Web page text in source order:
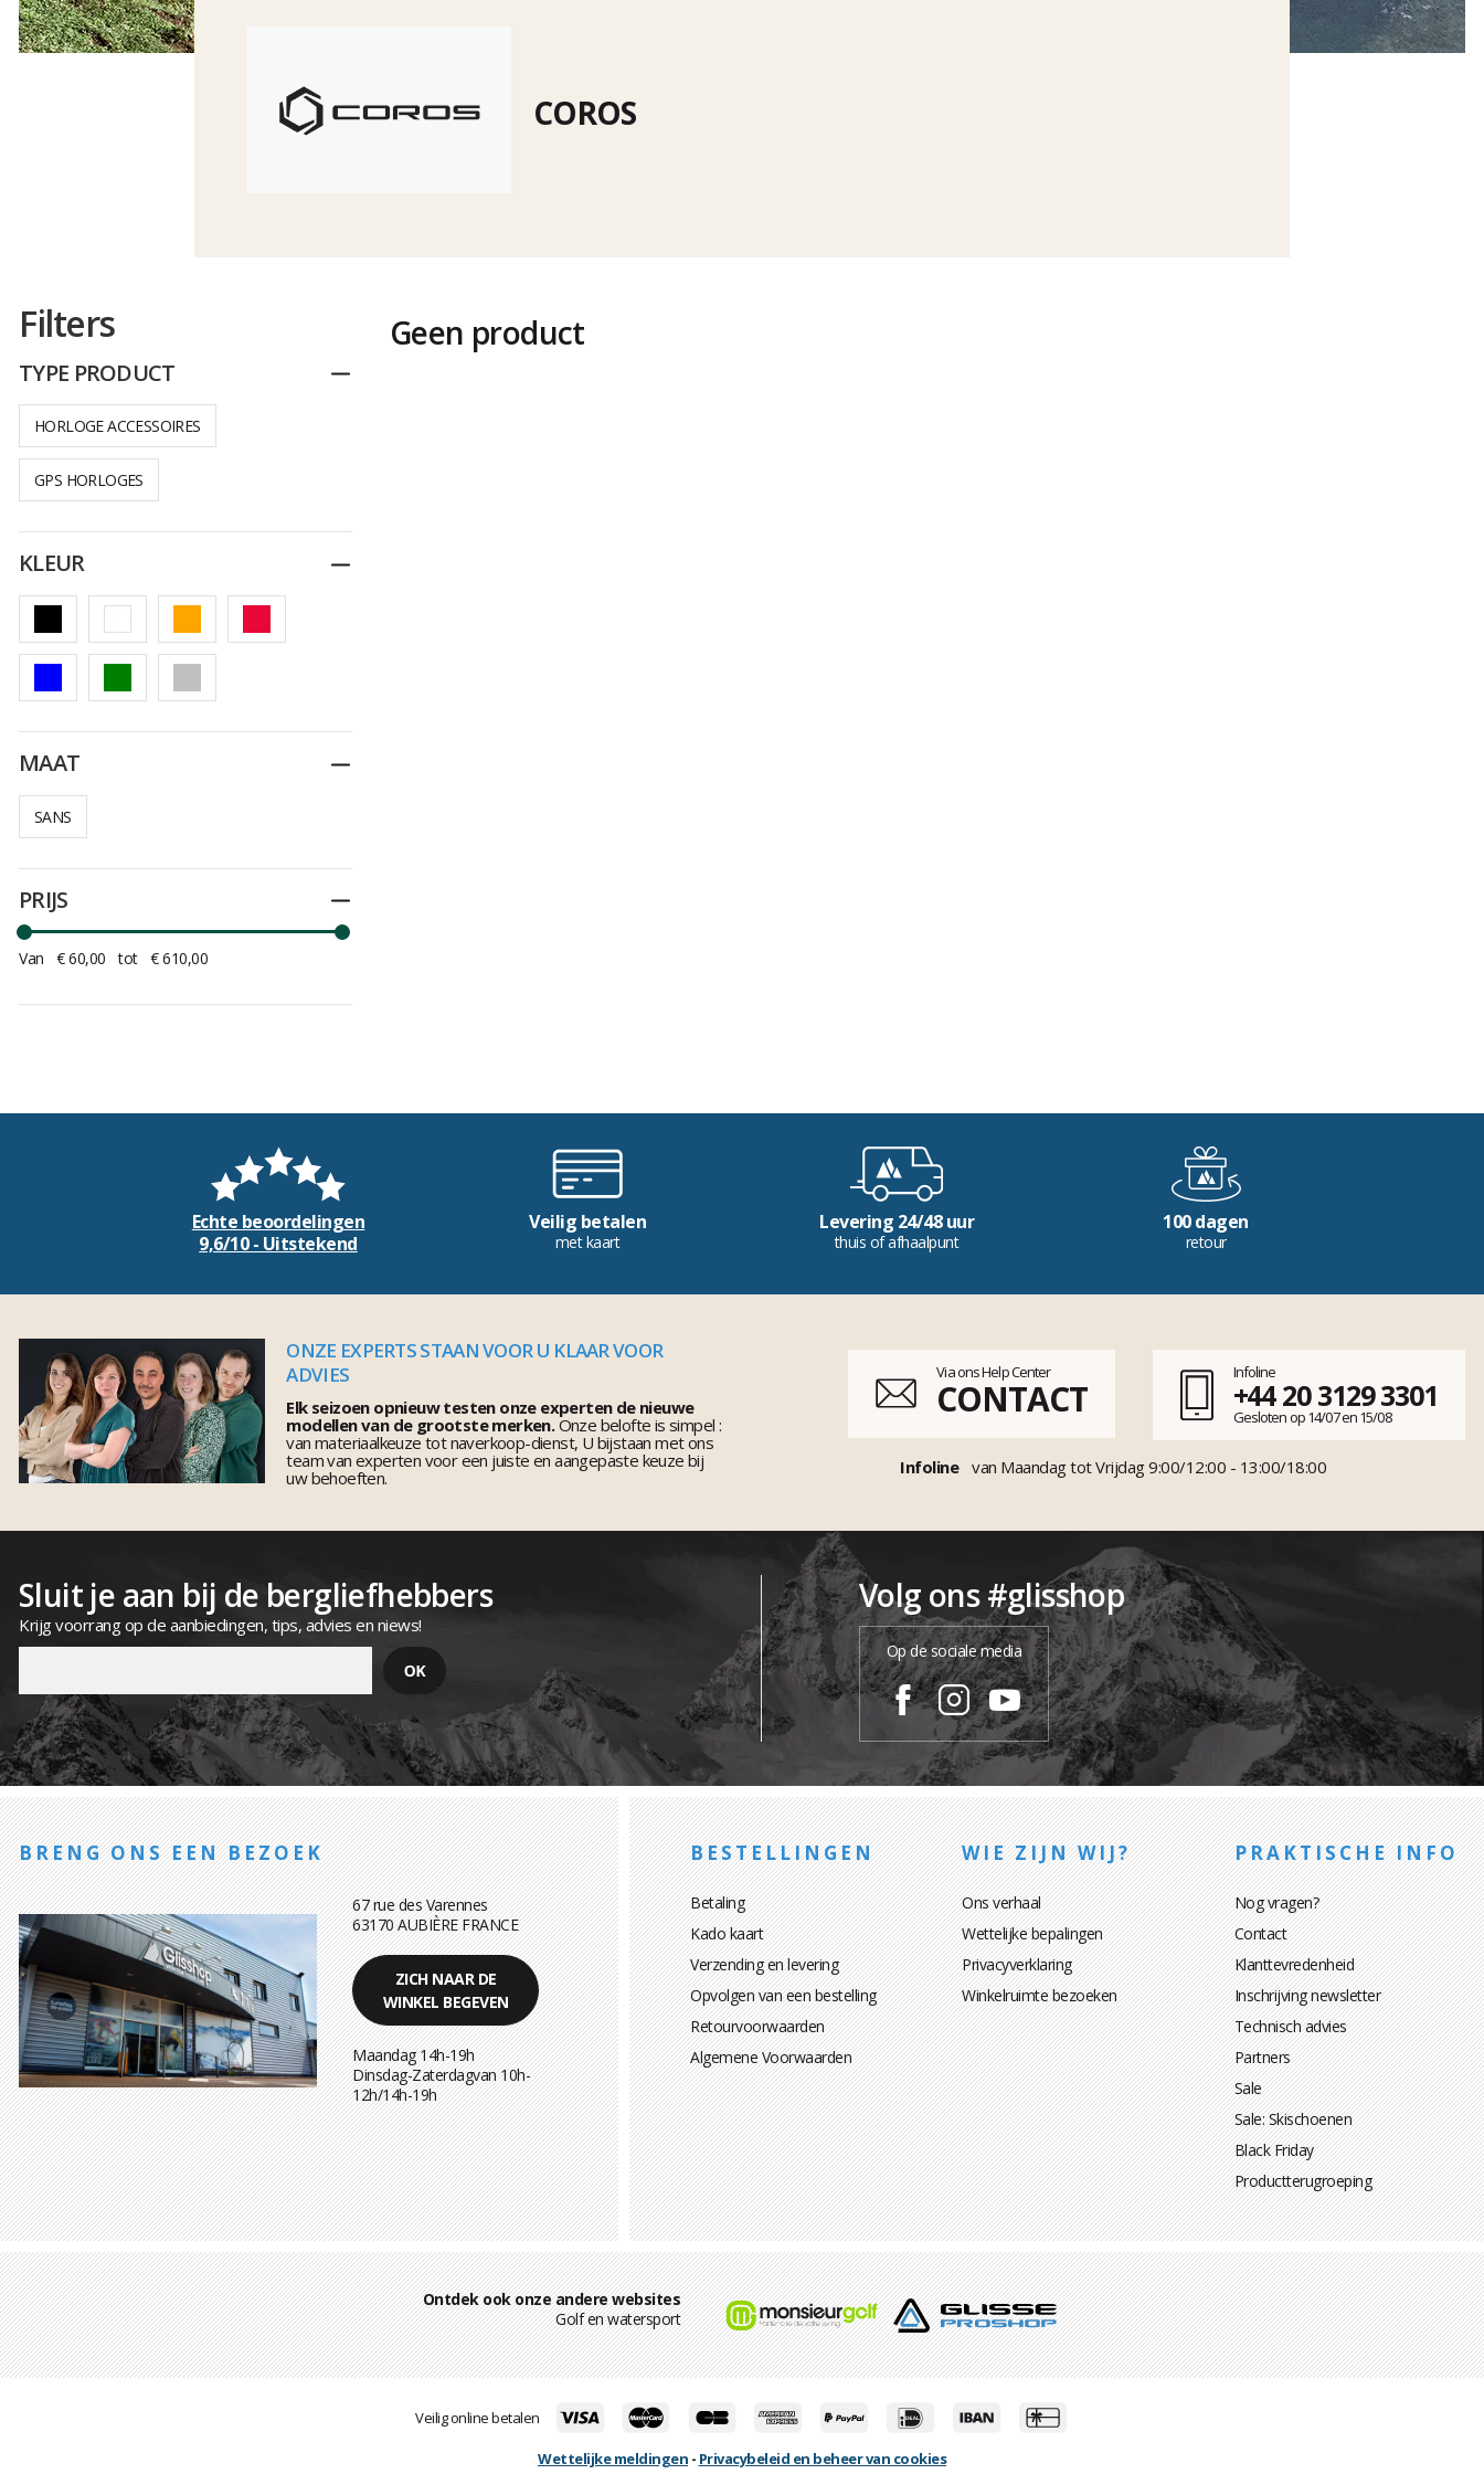
COROS
Filters
TYPE PRODUCT Dichtplooien
HORLOGE ACCESSOIRES
GPS HORLOGES
KLEUR Dichtplooien
MAAT Dichtplooien
SANS
PRIJS Dichtplooien
Van € 60,00 tot € 610,00
Geen product
Echte beoordelingen
9,6/10 - Uitstekend
Veilig betalen
met kaart
Levering 24/48 uur
thuis of afhaalpunt
100 dagen
retour
ONZE EXPERTS STAAN VOOR U KLAAR VOOR
ADVIES
Elk seizoen opnieuw testen onze experten de nieuwe
modellen van de grootste merken.Onze belofte is simpel :
van materiaalkeuze tot naverkoop-dienst, U bijstaan met ons
team van experten voor een juiste en aangepaste keuze bij
uw behoeften.
Via ons Help Center
CONTACT
Infoline
+44 20 3129 3301
Gesloten op 14/07 en 15/08
Infoline van Maandag tot Vrijdag 9:00/12:00 - 13:00/18:00
Sluit je aan bij de bergliefhebbers
Krijg voorrang op de aanbiedingen, tips, advies en niews!
Volg ons #glisshop
Op de sociale media
BRENG ONS EEN BEZOEK
67 rue des Varennes
63170 AUBIÈRE FRANCE
ZICH NAAR DE
WINKEL BEGEVEN
Maandag 14h-19h
Dinsdag-Zaterdagvan 10h-
12h/14h-19h
BESTELLINGEN
Betaling
Kado kaart
Verzending en levering
Opvolgen van een bestelling
Retourvoorwaarden
Algemene Voorwaarden
WIE ZIJN WIJ?
Ons verhaal
Wettelijke bepalingen
Privacyverklaring
Winkelruimte bezoeken
PRAKTISCHE INFO
Nog vragen?
Contact
Klanttevredenheid
Inschrijving newsletter
Technisch advies
Partners
Sale
Sale: Skischoenen
Black Friday
Productterugroeping
Ontdek ook onze andere websites
Golf en watersport
Veilig online betalen
Wettelijke meldingen - Privacybeleid en beheer van cookies